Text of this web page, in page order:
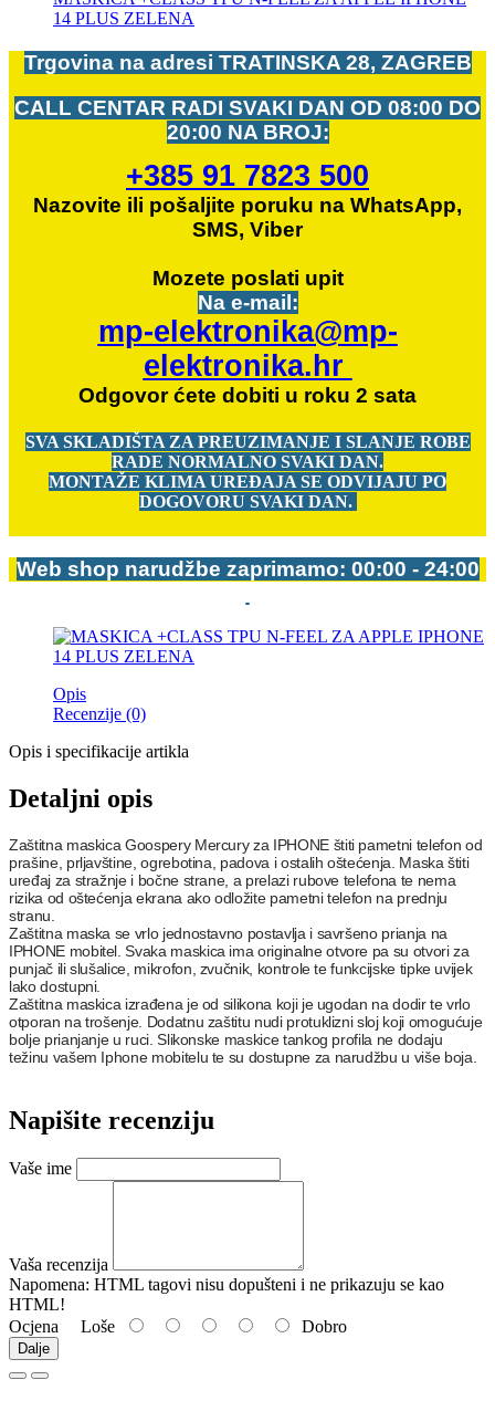
14 PLUS ZELENA
Trgovina na adresi TRATINSKA 28, ZAGREB
CALL CENTAR RADI SVAKI DAN OD 08:00 DO
20:00 NA BROJ:
+385 91 7823 500
Nazovite ili pošaljite poruku na WhatsApp,
SMS, Viber
Mozete poslati upit
Na e-mail:
mp-elektronika@mp-
elektronika.hr
Odgovor ćete dobiti u roku 2 sata
SVA SKLADIŠTA ZA PREUZIMANJE I SLANJE ROBE
RADE NORMALNO SVAKI DAN.
MONTAŽE KLIMA UREĐAJA SE ODVIJAJU PO
DOGOVORU SVAKI DAN.
Web shop narudžbe zaprimamo: 00:00 - 24:00
Opis
Recenzije (0)
Opis i specifikacije artikla
Detaljni opis
Zaštitna maskica Goospery Mercury za IPHONE štiti pametni telefon od
prašine, prljavštine, ogrebotina, padova i ostalih oštećenja. Maska štiti
uređaj za stražnje i bočne strane, a prelazi rubove telefona te nema
rizika od oštećenja ekrana ako odložite pametni telefon na prednju
stranu.
Zaštitna maska se vrlo jednostavno postavlja i savršeno prianja na
IPHONE mobitel. Svaka maskica ima originalne otvore pa su otvori za
punjač ili slušalice, mikrofon, zvučnik, kontrole te funkcijske tipke uvijek
lako dostupni.
Zaštitna maskica izrađena je od silikona koji je ugodan na dodir te vrlo
otporan na trošenje. Dodatnu zaštitu nudi protuklizni sloj koji omogućuje
bolje prianjanje u ruci. Slikonske maskice tankog profila ne dodaju
težinu vašem Iphone mobitelu te su dostupne za narudžbu u više boja.
Napišite recenziju
Vaše ime
Vaša recenzija
Napomena: HTML tagovi nisu dopušteni i ne prikazuju se kao
HTML!
Ocjena Loše Dobro
Dalje